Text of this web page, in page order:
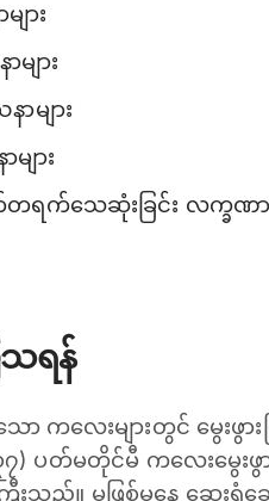
ား
ျား
များ
ျား
ေဆုံးခြင်း လက္ခဏာစု
သရန်
ာ ကလေးများတွင် မွေးဖွ
ပတ်မတိုင်မီ ကလေးမွေးဖွာ
ြီးသည်။ မဖြစ်မနေ ဆေ